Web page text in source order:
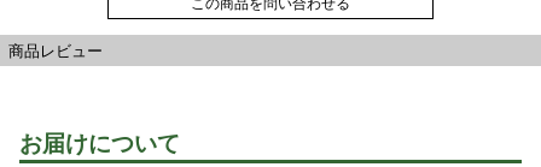
この商品を問い合わせる
商品レビュー